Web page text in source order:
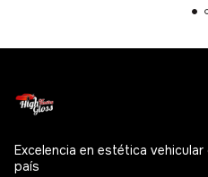
Excelencia en estética
país